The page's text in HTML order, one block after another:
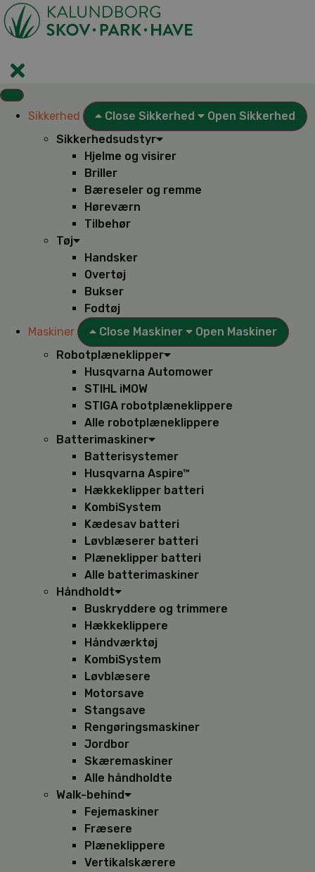
Videre
til
indhold
Sikkerhed Close Sikkerhed
Open Sikkerhed
Sikkerhedsudstyr
Hjelme og visirer
Briller
Bæreseler og remme
Høreværn
Tilbehør
Tøj
Handsker
Overtøj
Bukser
Fodtøj
Maskiner
Close Maskiner
Open Maskiner
Robotplæneklipper
Husqvarna Automower
STIHL iMOW
STIGA robotplæneklippere
Alle robotplæneklippere
Batterimaskiner
Batterisystemer
Husqvarna Aspire™
Hækkeklipper batteri
KombiSystem
Kædesav batteri
Løvblæserer batteri
Plæneklipper batteri
Alle batterimaskiner
Håndholdt
Buskryddere og trimmere
Hækkeklippere
Håndværktøj
KombiSystem
Løvblæsere
Motorsave
Stangsave
Rengøringsmaskiner
Jordbor
Skæremaskiner
Alle håndholdte
Walk-behind
Fejemaskiner
Fræsere
Plæneklippere
Vertikalskærere